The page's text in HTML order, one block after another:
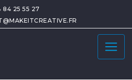
84 25 55 27